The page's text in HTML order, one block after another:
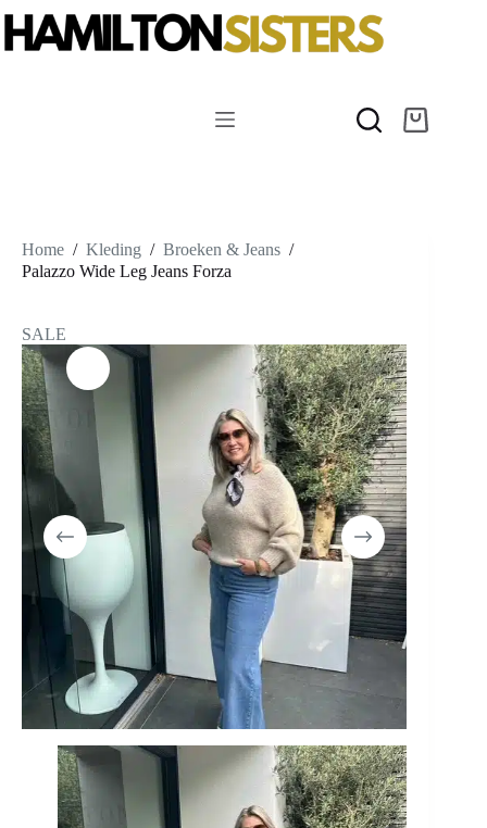
naar
de
Home / Kleding / Broeken & Jeans /
Palazzo Wide Leg Jeans Forza
SALE